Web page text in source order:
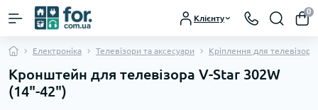
Клієнту
0
Електроніка Телевізори та аксесуари Кріплення для телевізорів
Кронштейн для телевізора V-Star 302W
(14"-42")